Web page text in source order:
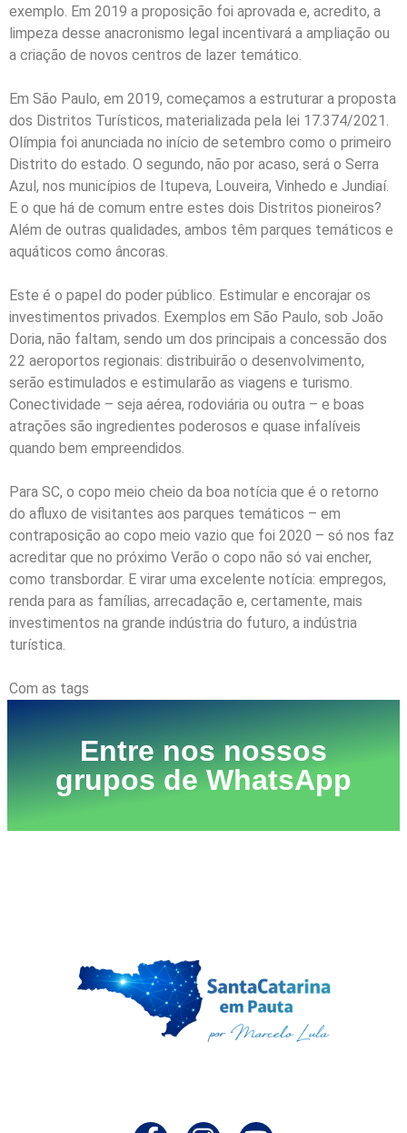
exemplo. Em 2019 a proposição foi aprovada e, acredito, a
limpeza desse anacronismo legal incentivará a ampliação ou
a criação de novos centros de lazer temático.
Em São Paulo, em 2019, começamos a estruturar a proposta
dos Distritos Turísticos, materializada pela lei 17.374/2021.
Olímpia foi anunciada no início de setembro como o primeiro
Distrito do estado. O segundo, não por acaso, será o Serra
Azul, nos municípios de Itupeva, Louveira, Vinhedo e Jundiaí.
E o que há de comum entre estes dois Distritos pioneiros?
Além de outras qualidades, ambos têm parques temáticos e
aquáticos como âncoras.
Este é o papel do poder público. Estimular e encorajar os
investimentos privados. Exemplos em São Paulo, sob João
Doria, não faltam, sendo um dos principais a concessão dos
22 aeroportos regionais: distribuirão o desenvolvimento,
serão estimulados e estimularão as viagens e turismo.
Conectividade – seja aérea, rodoviária ou outra – e boas
atrações são ingredientes poderosos e quase infalíveis
quando bem empreendidos.
Para SC, o copo meio cheio da boa notícia que é o retorno
do afluxo de visitantes aos parques temáticos – em
contraposição ao copo meio vazio que foi 2020 – só nos faz
acreditar que no próximo Verão o copo não só vai encher,
como transbordar. E virar uma excelente notícia: empregos,
renda para as famílias, arrecadação e, certamente, mais
investimentos na grande indústria do futuro, a indústria
turística.
Com as tags
Entre nos nossos
grupos de WhatsApp